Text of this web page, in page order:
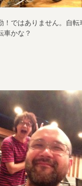
！ではありません。自
車かな？